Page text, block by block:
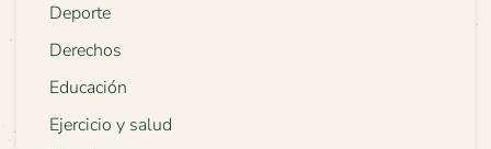
Deporte
Derechos
Educación
Ejercicio y salud